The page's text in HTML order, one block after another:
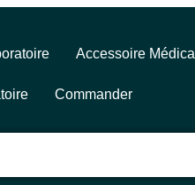
Accessoire Médical
Commander